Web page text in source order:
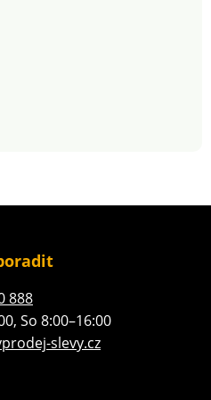
888
So 8:00–16:00
slevy.cz